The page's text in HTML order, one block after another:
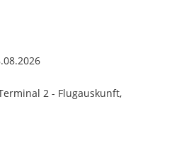
2 - Flugauskunft,